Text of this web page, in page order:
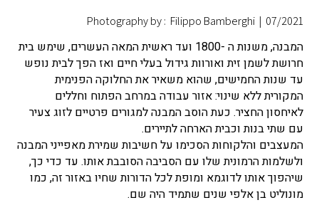
07/2021
|
Photography by : Filippo Bamberghi
המבנה, משנות ה -1800 ועד ראשית המאה העשרים, שימש בית
חרושת לשמן זית ואורוות גידול בעלי חיים ואז הפך לבית נופש
עד שנות החמישים, שהוא משאיר את החלוקה הפנימית
המקורית ללא שינוי: אזור עבודה במרחב הפתוח וחללים
לאיחסון החציר. כעת הוסב המבנה למגורים פרטיים לזוג צעיר
עם שתי בנות וכבית הארחה לתיירים.
המעצבים והלקוחות הסכימו על חשיבות שמירת מאפייני המבנה
ולשלמות הרמונית שלו עם הסביבה הסובבת אותו. עד כדי כך,
שיהפוך אותו לדוגמא ומופת לכל הדורות שחיו באזור זה, כמו
מונוליט בן אלפי שנים שתמיד היה שם.